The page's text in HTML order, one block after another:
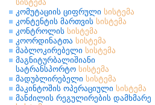
სისტემა
კომუტაციის ციფრული სისტემა
კონტენტის მართვის სისტემა
კონტროლის სისტემა
კოორდინატთა სისტემა
მაბლოკირებელი სისტემა
მაგნიტურბალიშიანი
სატრანსპორტო სისტემა
მადუბლირებელი სისტემა
მაკინტოშის ოპერაციული სისტემა
მანძილის რეგულირების დამხმარე